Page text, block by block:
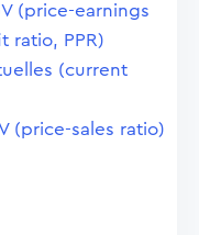
(price-earnings
ratio, PPR)
(current
(price-sales ratio)